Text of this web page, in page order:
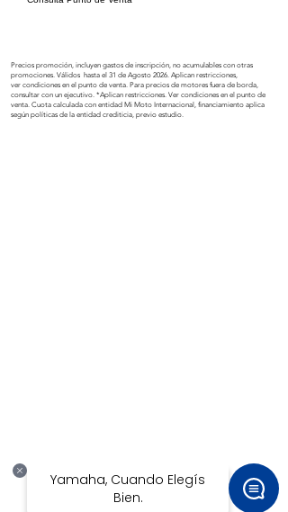
Precios promoción, incluyen gastos de inscripción, no acumulables con otras
promociones. Válidos hasta el 31 de Agosto 2026. Aplican restricciones,
ver condiciones en el punto de venta. Para precios de motores fuera de borda,
consultar con un ejecutivo. *Aplican restricciones. Ver condiciones en el punto de
venta. Cuota calculada con entidad Mi Moto Internacional, financiamiento aplica
según políticas de la entidad crediticia, previo estudio.